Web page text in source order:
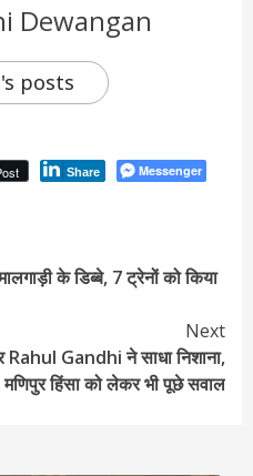
Dewangan
posts
Share Messenger
के डिब्बे, 7 ट्रेनों को किया
Next
Rahul Gandhi ने साधा निशाना,
मणिपुर हिंसा को लेकर भी पूछे सवाल